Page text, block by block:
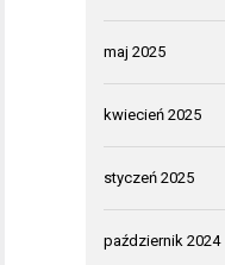
maj 2025
kwiecień 2025
styczeń 2025
październik 2024